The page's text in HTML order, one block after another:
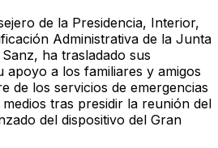
de la Presidencia, Interior,
Administrativa de la Junta
ha trasladado sus
apoyo a los familiares y amigos
de los servicios de emergencias
tras presidir la reunión del
del dispositivo del Gran